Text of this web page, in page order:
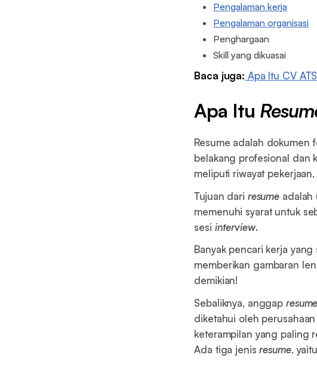
Pengalaman kerja
Pengalaman organisasi
Penghargaan
Skill yang dikuasai
Baca juga: Apa Itu CV
Apa Itu
Resume adalah dokumen
belakang profesional dan
meliputi riwayat
Tujuan dari resume adalah
memenuhi syarat untuk
sesi interview.
Banyak pencari kerja
memberikan gambaran
demikian!
Sebaliknya, anggapresume
diketahui oleh
keterampilan yang paling
Ada tiga jenisresume,